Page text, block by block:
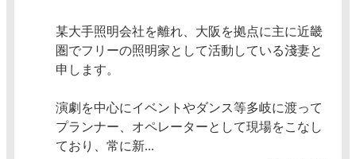
某大手照明会社を離れ、大阪を拠点に主に近畿
圏でフリーの照明家として活動している淺妻と
申します。
演劇を中心にイベントやダンス等多岐に渡って
プランナー、オペレーターとして現場をこなし
ており、常に新...